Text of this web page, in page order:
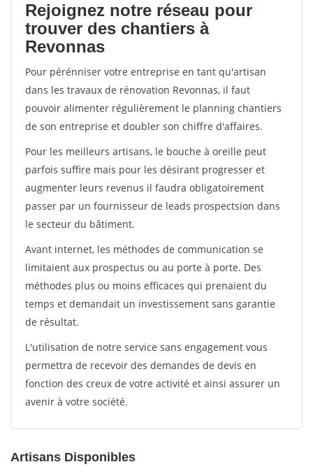
Rejoignez notre réseau pour
trouver des chantiers à
Revonnas
Pour pérénniser votre entreprise en tant qu'artisan
dans les travaux de rénovation Revonnas, il faut
pouvoir alimenter régulièrement le planning chantiers
de son entreprise et doubler son chiffre d'affaires.
Pour les meilleurs artisans, le bouche à oreille peut
parfois suffire mais pour les désirant progresser et
augmenter leurs revenus il faudra obligatoirement
passer par un fournisseur de leads prospectsion dans
le secteur du bâtiment.
Avant internet, les méthodes de communication se
limitaient aux prospectus ou au porte à porte. Des
méthodes plus ou moins efficaces qui prenaient du
temps et demandait un investissement sans garantie
de résultat.
L'utilisation de notre service sans engagement vous
permettra de recevoir des demandes de devis en
fonction des creux de votre activité et ainsi assurer un
avenir à votre société.
Artisans Disponibles